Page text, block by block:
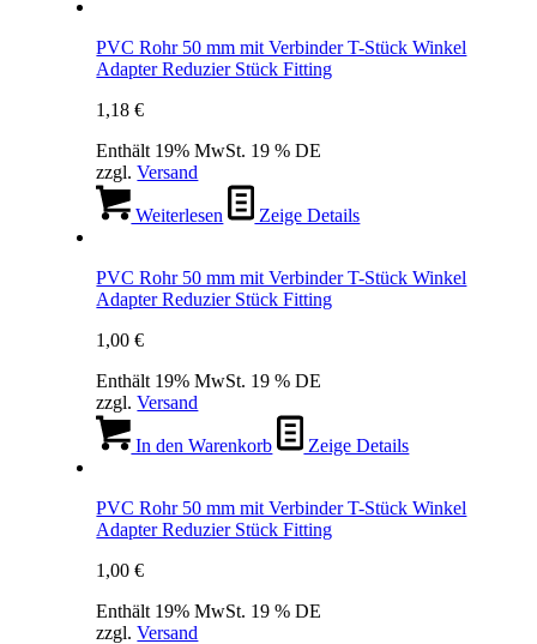
PVC Rohr 50 mm mit Verbinder T-Stück Winkel
Adapter Reduzier Stück Fitting
1,18€
Enthält 19% MwSt. 19 % DE
zzgl.Versand
Weiterlesen Zeige Details
PVC Rohr 50 mm mit Verbinder T-Stück Winkel
Adapter Reduzier Stück Fitting
1,00€
Enthält 19% MwSt. 19 % DE
zzgl.Versand
In den Warenkorb Zeige Details
PVC Rohr 50 mm mit Verbinder T-Stück Winkel
Adapter Reduzier Stück Fitting
1,00€
Enthält 19% MwSt. 19 % DE
zzgl.Versand